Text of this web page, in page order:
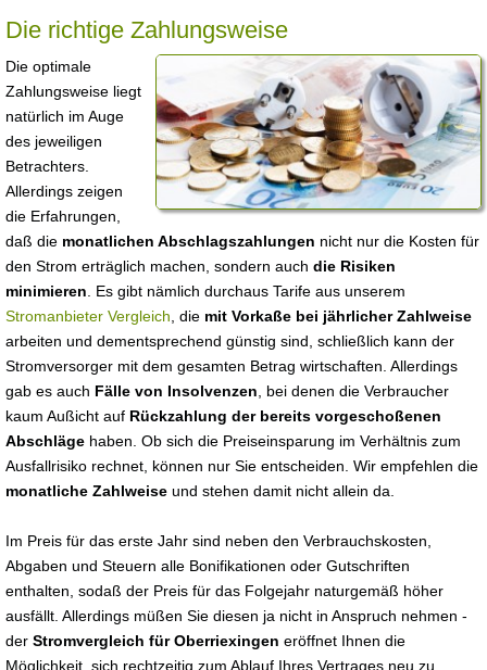
Die richtige Zahlungsweise
Die optimale
Zahlungsweise liegt
natürlich im Auge
des jeweiligen
Betrachters.
Allerdings zeigen
die Erfahrungen,
daß die monatlichen Abschlagszahlungen nicht nur die Kosten für
den Strom erträglich machen, sondern auch die Risiken
minimieren . Es gibt nämlich durchaus Tarife aus unserem
Stromanbieter Vergleich , die mit Vorkaße bei jährlicher Zahlweise
arbeiten und dementsprechend günstig sind, schließlich kann der
Stromversorger mit dem gesamten Betrag wirtschaften. Allerdings
gab es auch Fälle von Insolvenzen , bei denen die Verbraucher
kaum Außicht auf Rückzahlung der bereits vorgeschoßenen
Abschläge haben. Ob sich die Preiseinsparung im Verhältnis zum
Ausfallrisiko rechnet, können nur Sie entscheiden. Wir empfehlen die
monatliche Zahlweise und stehen damit nicht allein da.
Im Preis für das erste Jahr sind neben den Verbrauchskosten,
Abgaben und Steuern alle Bonifikationen oder Gutschriften
enthalten, sodaß der Preis für das Folgejahr naturgemäß höher
ausfällt. Allerdings müßen Sie diesen ja nicht in Anspruch nehmen -
der Stromvergleich für Oberriexingen eröffnet Ihnen die
Möglichkeit, sich rechtzeitig zum Ablauf Ihres Vertrages neu zu